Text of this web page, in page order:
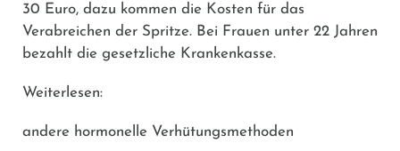
30 Euro, dazu kommen die Kosten für das
Verabreichen der Spritze. Bei Frauen unter 22 Jahren
bezahlt die gesetzliche Krankenkasse.
Weiterlesen:
andere hormonelle Verhütungsmethoden